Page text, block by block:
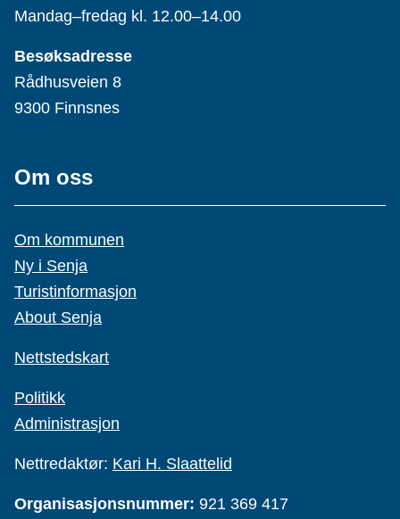
Mandag–fredag kl. 12.00–14.00
Besøksadresse
Rådhusveien 8
9300 Finnsnes
Om oss
Om kommunen
Ny i Senja
Turistinformasjon
About Senja
Nettstedskart
Politikk
Administrasjon
Nettredaktør: Kari H. Slaattelid
Organisasjonsnummer: 921 369 417